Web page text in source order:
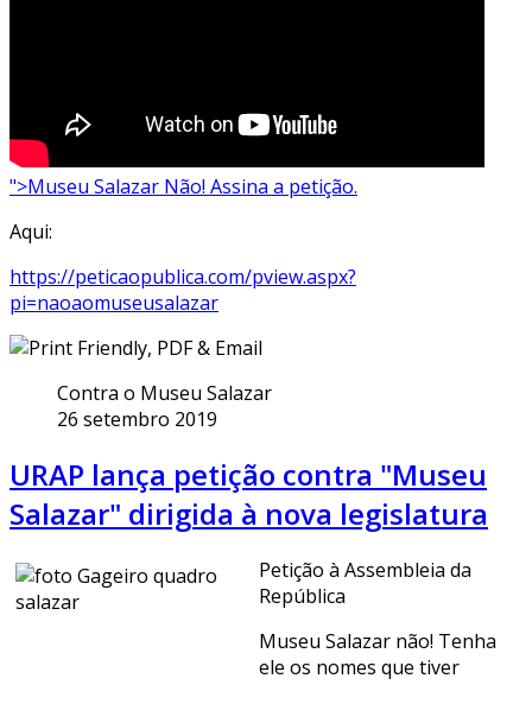
">Museu Salazar Não! Assina a petição.
Aqui:
https://peticaopublica.com/pview.aspx?
pi=naoaomuseusalazar
Contra o Museu Salazar
26 setembro 2019
URAP lança petição contra "Museu
Salazar" dirigida à nova legislatura
Petição à Assembleia da
República
Museu Salazar não! Tenha
ele os nomes que tiver